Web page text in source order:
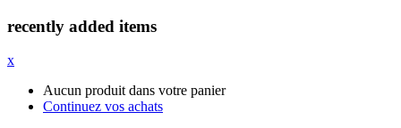
recently added items
x
Aucun produit dans votre panier
Continuez vos achats